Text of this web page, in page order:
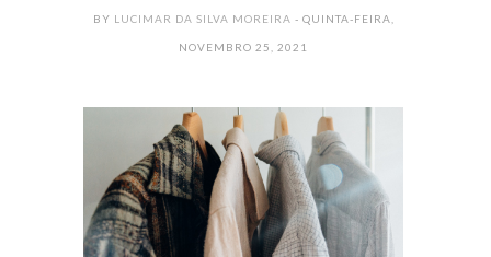
BY LUCIMAR DA SILVA MOREIRA - QUINTA-FEIRA,
NOVEMBRO 25, 2021